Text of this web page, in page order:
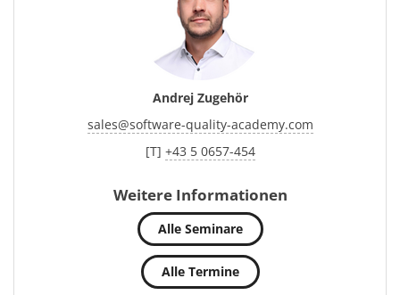
Andrej Zugehör
sales@software-quality-academy.com
[T] +43 5 0657-454
Weitere Informationen
Alle Seminare
Alle Termine